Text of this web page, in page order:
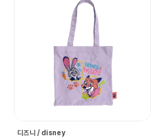
디즈니 / disney